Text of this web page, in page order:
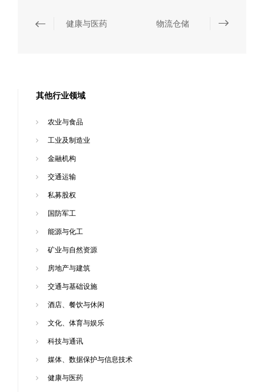
健康与医药 物流仓储
其他行业领域
农业与食品
工业及制造业
金融机构
交通运输
私募股权
国防军工
能源与化工
矿业与自然资源
房地产与建筑
交通与基础设施
酒店、餐饮与休闲
文化、体育与娱乐
科技与通讯
媒体、数据保护与信息技术
健康与医药